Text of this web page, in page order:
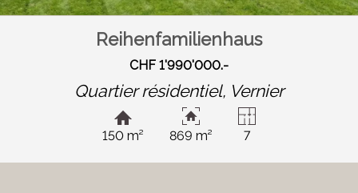
Reihenfamilienhaus
CHF 1'990'000.-
Quartier résidentiel, Vernier
150 m² 869 m² 7